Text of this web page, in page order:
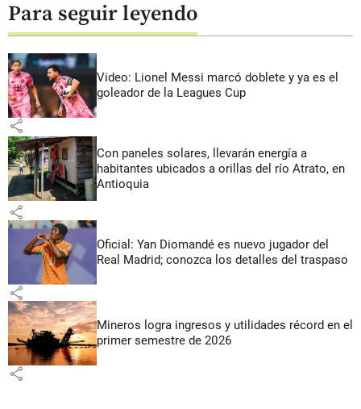
Para seguir leyendo
Video: Lionel Messi marcó doblete y ya es el
goleador de la Leagues Cup
share
Con paneles solares, llevarán energía a
habitantes ubicados a orillas del río Atrato, en
Antioquia
share
Oficial: Yan Diomandé es nuevo jugador del
Real Madrid; conozca los detalles del traspaso
share
Mineros logra ingresos y utilidades récord en el
primer semestre de 2026
share